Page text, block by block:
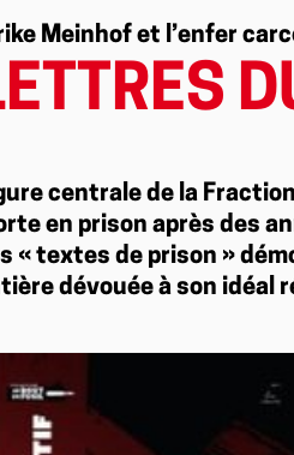
Meinhof et l’enfer
centrale de la
en prison après des
« textes de prison »
dévouée à son idéal